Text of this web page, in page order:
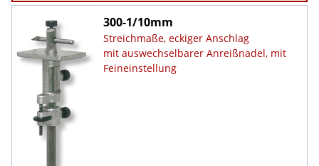
300-1/10mm
Streichmaße, eckiger Anschlag
mit auswechselbarer Anreißnadel, mit
Feineinstellung